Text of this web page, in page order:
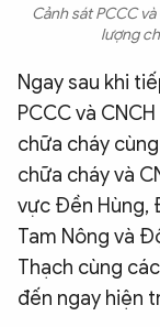
Cảnh sát PCCC
lượng
Ngay sau khi
PCCC và
chữa cháy
chữa cháy và
vực Đền Hùng,
Tam Nông và
Thạch cùng
đến ngay hiện